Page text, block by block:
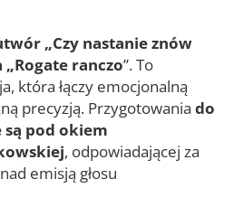
„Czy nastanie znów
ranczo”. To
która łączy emocjonalną
precyzją. Przygotowania do
pod okiem
, odpowiadającej za
emisją głosu